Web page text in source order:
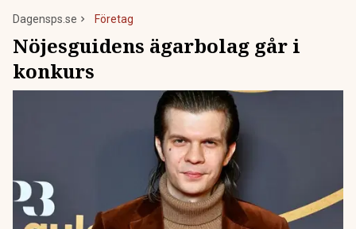
Dagensps.se Företag
Nöjesguidens ägarbolag går i
konkurs